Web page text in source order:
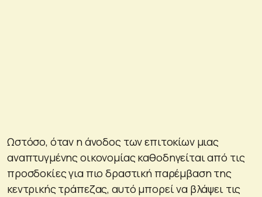
Ωστόσο, όταν η άνοδος των επιτοκίων μιας
αναπτυγμένης οικονομίας καθοδηγείται από τις
προσδοκίες για πιο δραστική παρέμβαση της
κεντρικής τράπεζας, αυτό μπορεί να βλάψει τις